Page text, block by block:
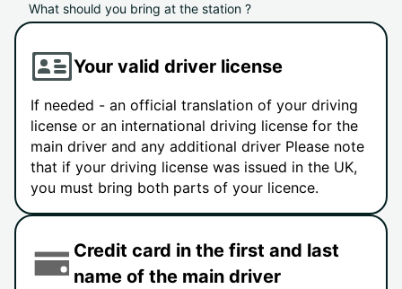
What should you bring at the station ?
Your valid driver license
If needed - an official translation of your driving
license or an international driving license for the
main driver and any additional driver Please note
that if your driving license was issued in the UK,
you must bring both parts of your licence.
Credit card in the first and last
name of the main driver